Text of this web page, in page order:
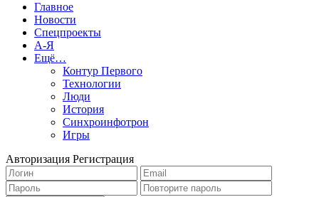
Главное
Новости
Спецпроекты
А-Я
Ещё…
Контур Первого
Технологии
Люди
История
Синхроинфотрон
Игры
Авторизация Регистрация